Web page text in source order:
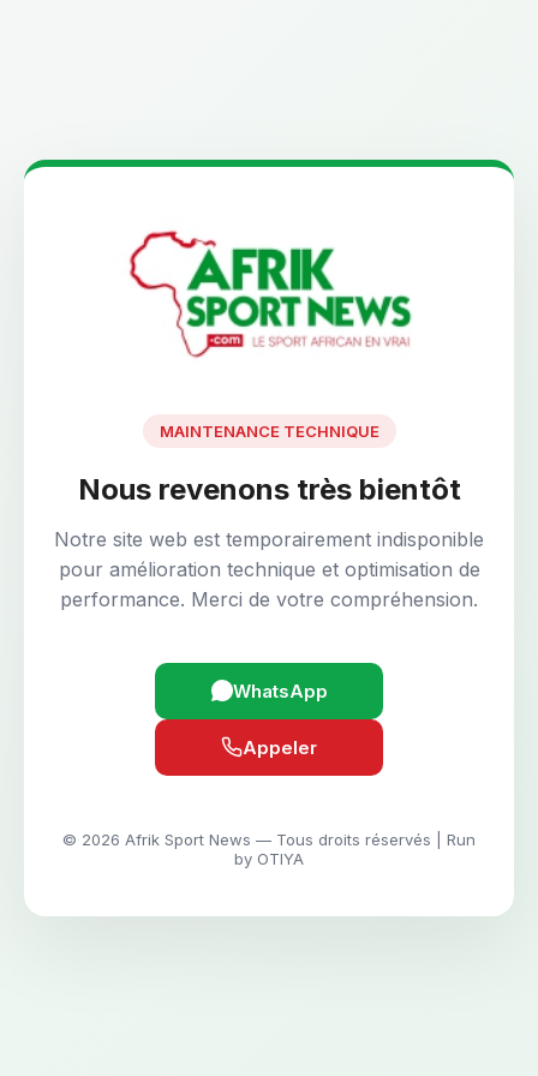
MAINTENANCE TECHNIQUE
Nous revenons très bientôt
Notre site web est temporairement indisponible
pour amélioration technique et optimisation de
performance. Merci de votre compréhension.
WhatsApp
Appeler
© 2026 Afrik Sport News — Tous droits réservés | Run
by OTIYA